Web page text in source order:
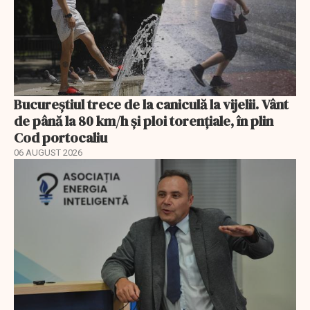
Bucureștiul trece de la caniculă la vijelii. Vânt
de până la 80 km/h și ploi torențiale, în plin
Cod portocaliu
06 AUGUST 2026